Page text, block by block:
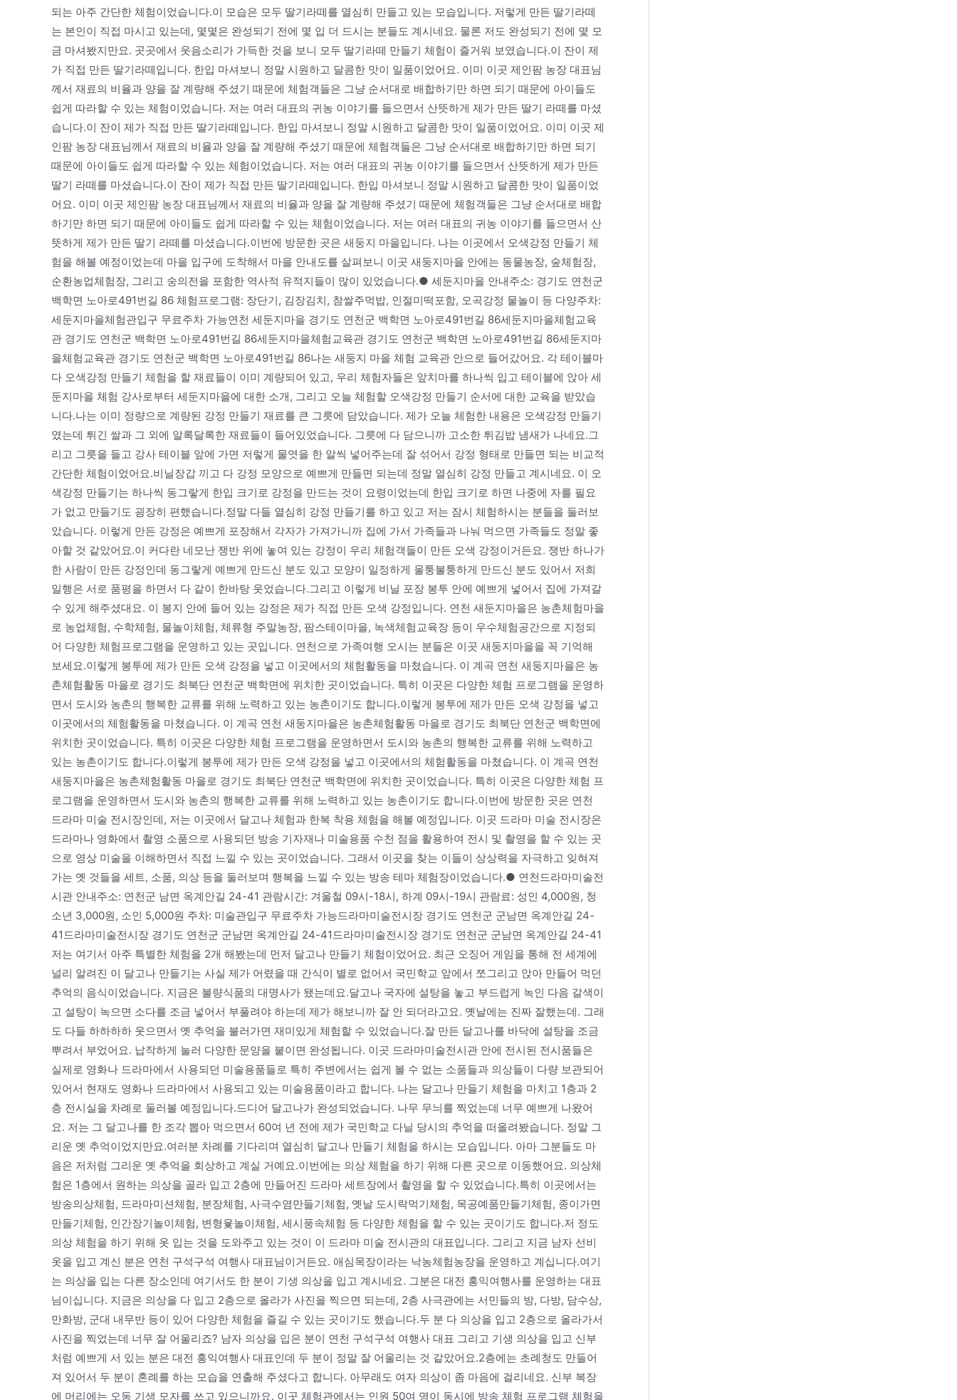
되는 아주 간단한 체험이었습니다.이 모습은 모두 딸기라떼를 열심히 만들고 있는 모습입니다. 저렇게 만든 딸기라떼
는 본인이 직접 마시고 있는데, 몇몇은 완성되기 전에 몇 입 더 드시는 분들도 계시네요. 물론 저도 완성되기 전에 몇 모
금 마셔봤지만요. 곳곳에서 웃음소리가 가득한 것을 보니 모두 딸기라떼 만들기 체험이 즐거워 보였습니다.이 잔이 제
가 직접 만든 딸기라떼입니다. 한입 마셔보니 정말 시원하고 달콤한 맛이 일품이었어요. 이미 이곳 제인팜 농장 대표님
께서 재료의 비율과 양을 잘 계량해 주셨기 때문에 체험객들은 그냥 순서대로 배합하기만 하면 되기 때문에 아이들도
쉽게 따라할 수 있는 체험이었습니다. 저는 여러 대표의 귀농 이야기를 들으면서 산뜻하게 제가 만든 딸기 라떼를 마셨
습니다.이 잔이 제가 직접 만든 딸기라떼입니다. 한입 마셔보니 정말 시원하고 달콤한 맛이 일품이었어요. 이미 이곳 제
인팜 농장 대표님께서 재료의 비율과 양을 잘 계량해 주셨기 때문에 체험객들은 그냥 순서대로 배합하기만 하면 되기
때문에 아이들도 쉽게 따라할 수 있는 체험이었습니다. 저는 여러 대표의 귀농 이야기를 들으면서 산뜻하게 제가 만든
딸기 라떼를 마셨습니다.이 잔이 제가 직접 만든 딸기라떼입니다. 한입 마셔보니 정말 시원하고 달콤한 맛이 일품이었
어요. 이미 이곳 제인팜 농장 대표님께서 재료의 비율과 양을 잘 계량해 주셨기 때문에 체험객들은 그냥 순서대로 배합
하기만 하면 되기 때문에 아이들도 쉽게 따라할 수 있는 체험이었습니다. 저는 여러 대표의 귀농 이야기를 들으면서 산
뜻하게 제가 만든 딸기 라떼를 마셨습니다.이번에 방문한 곳은 새둥지 마을입니다. 나는 이곳에서 오색강정 만들기 체
험을 해볼 예정이었는데 마을 입구에 도착해서 마을 안내도를 살펴보니 이곳 새둥지마을 안에는 동물농장, 숲체험장,
순환농업체험장, 그리고 숭의전을 포함한 역사적 유적지들이 많이 있었습니다.● 세둔지마을 안내주소: 경기도 연천군
백학면 노아로491번길 86 체험프로그램: 장단기, 김장김치, 참쌀주먹밥, 인절미떡포함, 오곡강정 물놀이 등 다양주차:
세둔지마을체험관입구 무료주차 가능연천 세둔지마을 경기도 연천군 백학면 노아로491번길 86세둔지마을체험교육
관 경기도 연천군 백학면 노아로491번길 86세둔지마을체험교육관 경기도 연천군 백학면 노아로491번길 86세둔지마
을체험교육관 경기도 연천군 백학면 노아로491번길 86나는 새둥지 마을 체험 교육관 안으로 들어갔어요. 각 테이블마
다 오색강정 만들기 체험을 할 재료들이 이미 계량되어 있고, 우리 체험자들은 앞치마를 하나씩 입고 테이블에 앉아 세
둔지마을 체험 강사로부터 세둔지마을에 대한 소개, 그리고 오늘 체험할 오색강정 만들기 순서에 대한 교육을 받았습
니다.나는 이미 정량으로 계량된 강정 만들기 재료를 큰 그릇에 담았습니다. 제가 오늘 체험한 내용은 오색강정 만들기
였는데 튀긴 쌀과 그 외에 알록달록한 재료들이 들어있었습니다. 그릇에 다 담으니까 고소한 튀김밥 냄새가 나네요.그
리고 그릇을 들고 강사 테이블 앞에 가면 저렇게 물엿을 한 알씩 넣어주는데 잘 섞어서 강정 형태로 만들면 되는 비교적
간단한 체험이었어요.비닐장갑 끼고 다 강정 모양으로 예쁘게 만들면 되는데 정말 열심히 강정 만들고 계시네요. 이 오
색강정 만들기는 하나씩 동그랗게 한입 크기로 강정을 만드는 것이 요령이었는데 한입 크기로 하면 나중에 자를 필요
가 없고 만들기도 굉장히 편했습니다.정말 다들 열심히 강정 만들기를 하고 있고 저는 잠시 체험하시는 분들을 둘러보
았습니다. 이렇게 만든 강정은 예쁘게 포장해서 각자가 가져가니까 집에 가서 가족들과 나눠 먹으면 가족들도 정말 좋
아할 것 같았어요.이 커다란 네모난 쟁반 위에 놓여 있는 강정이 우리 체험객들이 만든 오색 강정이거든요. 쟁반 하나가
한 사람이 만든 강정인데 동그랗게 예쁘게 만드신 분도 있고 모양이 일정하게 울퉁불퉁하게 만드신 분도 있어서 저희
일행은 서로 품평을 하면서 다 같이 한바탕 웃었습니다.그리고 이렇게 비닐 포장 봉투 안에 예쁘게 넣어서 집에 가져갈
수 있게 해주셨대요. 이 봉지 안에 들어 있는 강정은 제가 직접 만든 오색 강정입니다. 연천 새둔지마을은 농촌체험마을
로 농업체험, 수학체험, 물놀이체험, 체류형 주말농장, 팜스테이마을, 녹색체험교육장 등이 우수체험공간으로 지정되
어 다양한 체험프로그램을 운영하고 있는 곳입니다. 연천으로 가족여행 오시는 분들은 이곳 새둥지마을을 꼭 기억해
보세요.이렇게 봉투에 제가 만든 오색 강정을 넣고 이곳에서의 체험활동을 마쳤습니다. 이 계곡 연천 새둥지마을은 농
촌체험활동 마을로 경기도 최북단 연천군 백학면에 위치한 곳이었습니다. 특히 이곳은 다양한 체험 프로그램을 운영하
면서 도시와 농촌의 행복한 교류를 위해 노력하고 있는 농촌이기도 합니다.이렇게 봉투에 제가 만든 오색 강정을 넣고
이곳에서의 체험활동을 마쳤습니다. 이 계곡 연천 새둥지마을은 농촌체험활동 마을로 경기도 최북단 연천군 백학면에
위치한 곳이었습니다. 특히 이곳은 다양한 체험 프로그램을 운영하면서 도시와 농촌의 행복한 교류를 위해 노력하고
있는 농촌이기도 합니다.이렇게 봉투에 제가 만든 오색 강정을 넣고 이곳에서의 체험활동을 마쳤습니다. 이 계곡 연천
새둥지마을은 농촌체험활동 마을로 경기도 최북단 연천군 백학면에 위치한 곳이었습니다. 특히 이곳은 다양한 체험 프
로그램을 운영하면서 도시와 농촌의 행복한 교류를 위해 노력하고 있는 농촌이기도 합니다.이번에 방문한 곳은 연천
드라마 미술 전시장인데, 저는 이곳에서 달고나 체험과 한복 착용 체험을 해볼 예정입니다. 이곳 드라마 미술 전시장은
드라마나 영화에서 촬영 소품으로 사용되던 방송 기자재나 미술용품 수천 점을 활용하여 전시 및 촬영을 할 수 있는 곳
으로 영상 미술을 이해하면서 직접 느낄 수 있는 곳이었습니다. 그래서 이곳을 찾는 이들이 상상력을 자극하고 잊혀져
가는 옛 것들을 세트, 소품, 의상 등을 둘러보며 행복을 느낄 수 있는 방송 테마 체험장이었습니다.● 연천드라마미술전
시관 안내주소: 연천군 남면 옥계안길 24-41 관람시간: 겨울철 09시-18시, 하계 09시-19시 관람료: 성인 4,000원, 청
소년 3,000원, 소인 5,000원 주차: 미술관입구 무료주차 가능드라마미술전시장 경기도 연천군 군남면 옥계안길 24-
41드라마미술전시장 경기도 연천군 군남면 옥계안길 24-41드라마미술전시장 경기도 연천군 군남면 옥계안길 24-41
저는 여기서 아주 특별한 체험을 2개 해봤는데 먼저 달고나 만들기 체험이었어요. 최근 오징어 게임을 통해 전 세계에
널리 알려진 이 달고나 만들기는 사실 제가 어렸을 때 간식이 별로 없어서 국민학교 앞에서 쪼그리고 앉아 만들어 먹던
추억의 음식이었습니다. 지금은 불량식품의 대명사가 됐는데요.달고나 국자에 설탕을 놓고 부드럽게 녹인 다음 갈색이
고 설탕이 녹으면 소다를 조금 넣어서 부풀려야 하는데 제가 해보니까 잘 안 되더라고요. 옛날에는 진짜 잘했는데. 그래
도 다들 하하하하 웃으면서 옛 추억을 불러가면 재미있게 체험할 수 있었습니다.잘 만든 달고나를 바닥에 설탕을 조금
뿌려서 부었어요. 납작하게 눌러 다양한 문양을 붙이면 완성됩니다. 이곳 드라마미술전시관 안에 전시된 전시품들은
실제로 영화나 드라마에서 사용되던 미술용품들로 특히 주변에서는 쉽게 볼 수 없는 소품들과 의상들이 다량 보관되어
있어서 현재도 영화나 드라마에서 사용되고 있는 미술용품이라고 합니다. 나는 달고나 만들기 체험을 마치고 1층과 2
층 전시실을 차례로 둘러볼 예정입니다.드디어 달고나가 완성되었습니다. 나무 무늬를 찍었는데 너무 예쁘게 나왔어
요. 저는 그 달고나를 한 조각 뽑아 먹으면서 60여 년 전에 제가 국민학교 다닐 당시의 추억을 떠올려봤습니다. 정말 그
리운 옛 추억이었지만요.여러분 차례를 기다리며 열심히 달고나 만들기 체험을 하시는 모습입니다. 아마 그분들도 마
음은 저처럼 그리운 옛 추억을 회상하고 계실 거예요.이번에는 의상 체험을 하기 위해 다른 곳으로 이동했어요. 의상체
험은 1층에서 원하는 의상을 골라 입고 2층에 만들어진 드라마 세트장에서 촬영을 할 수 있었습니다.특히 이곳에서는
방송의상체험, 드라마미션체험, 분장체험, 사극수염만들기체험, 옛날 도시락먹기체험, 목공예품만들기체험, 종이가면
만들기체험, 인간장기놀이체험, 변형윷놀이체험, 세시풍속체험 등 다양한 체험을 할 수 있는 곳이기도 합니다.저 정도
의상 체험을 하기 위해 옷 입는 것을 도와주고 있는 것이 이 드라마 미술 전시관의 대표입니다. 그리고 지금 남자 선비
옷을 입고 계신 분은 연천 구석구석 여행사 대표님이거든요. 애심목장이라는 낙농체험농장을 운영하고 계십니다.여기
는 의상을 입는 다른 장소인데 여기서도 한 분이 기생 의상을 입고 계시네요. 그분은 대전 홍익여행사를 운영하는 대표
님이십니다. 지금은 의상을 다 입고 2층으로 올라가 사진을 찍으면 되는데, 2층 사극관에는 서민들의 방, 다방, 담수상,
만화방, 군대 내무반 등이 있어 다양한 체험을 즐길 수 있는 곳이기도 했습니다.두 분 다 의상을 입고 2층으로 올라가서
사진을 찍었는데 너무 잘 어울리죠? 남자 의상을 입은 분이 연천 구석구석 여행사 대표 그리고 기생 의상을 입고 신부
처럼 예쁘게 서 있는 분은 대전 홍익여행사 대표인데 두 분이 정말 잘 어울리는 것 같았어요.2층에는 초례청도 만들어
져 있어서 두 분이 혼례를 하는 모습을 연출해 주셨다고 합니다. 아무래도 여자 의상이 좀 마음에 걸리네요. 신부 복장
에 머리에는 오동 기생 모자를 쓰고 있으니까요. 이곳 체험관에서는 인원 50여 명이 동시에 방송 체험 프로그램 체험을